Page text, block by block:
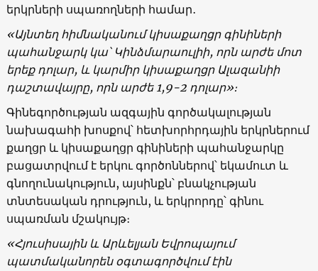
երկրների սպառողների համար․
«Այնտեղ հիմնականում կիսաքաղցր գինիների
պահանջարկ կա՝ Կինձմարաուլիի, որն արժե մոտ
երեք դոլար, և կարմիր կիսաքաղցր Ալազանիի
դաշտավայրը, որն արժե1,9-2 դոլար»։
Գինեգործության ազգային գործակալության
նախագահի խոսքով՝ հետխորհրդային երկրներում
քաղցր և կիսաքաղցր գինիների պահանջարկը
բացատրվում է երկու գործոններով՝ եկամուտ և
գնողունակություն, այսինքն՝ բնակչության
տնտեսական դրություն, և երկրորդը՝ գինու
սպառման մշակույթ։
«Հյուսիսային և Արևելյան Եվրոպայում
պատմականորեն օգտագործվում էին